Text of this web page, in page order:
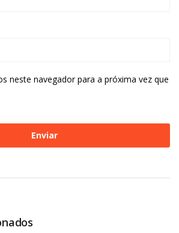
neste navegador para a próxima vez que